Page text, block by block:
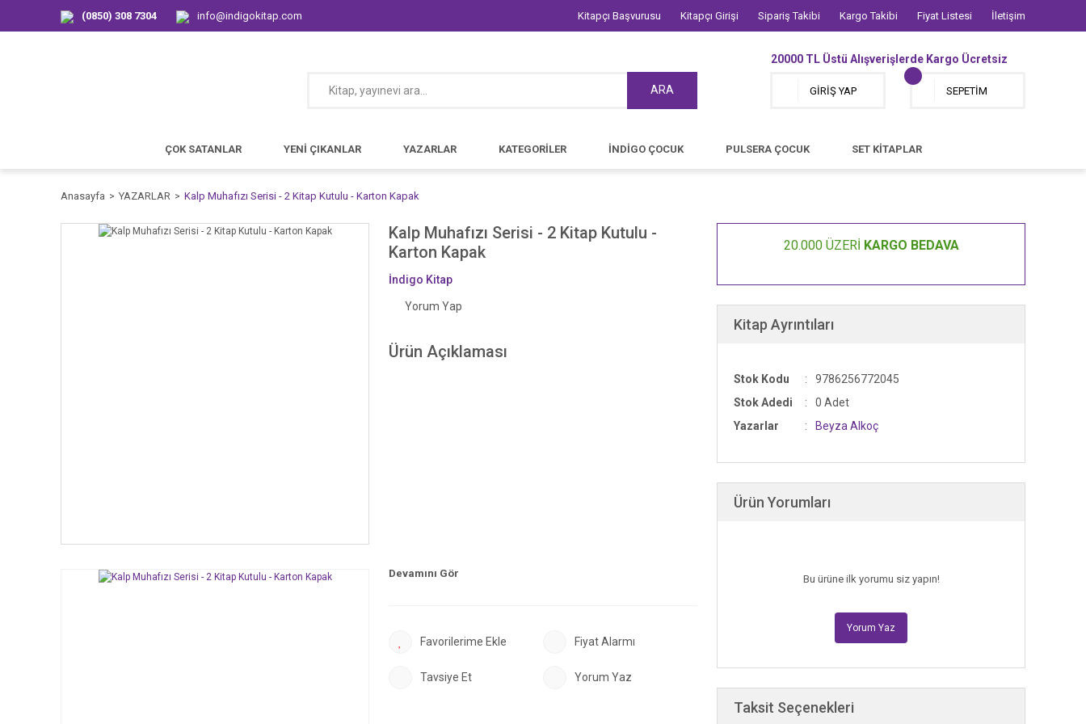
(0850) 308 7304 info@indigokitap.com Kitapçı Başvurusu Kitapçı Girişi Sipariş Takibi Kargo Takibi Fiyat Listesi İletişim
ARA
20000 TL Üstü Alışverişlerde Kargo Ücretsiz
GİRİŞ YAP SEPETİM
ÇOK SATANLAR YENİ ÇIKANLAR YAZARLAR KATEGORİLER İNDİGO ÇOCUK PULSERA ÇOCUK SET KİTAPLAR
Anasayfa YAZARLAR Kalp Muhafızı Serisi - 2 Kitap Kutulu - Karton Kapak
Kalp Muhafızı Serisi - 2 Kitap Kutulu -
Karton Kapak
İndigo Kitap
Yorum Yap
Ürün Açıklaması
Fiyat Alarmı
Tavsiye Et Yorum Yaz
20.000 ÜZERİ KARGO BEDAVA
Kitap Ayrıntıları
Stok Kodu
9786256772045
Stok Adedi
0 Adet
Yazarlar
Beyza Alkoç
Ürün Yorumları
Bu ürüne ilk yorumu siz yapın!
Yorum Yaz
Taksit Seçenekleri